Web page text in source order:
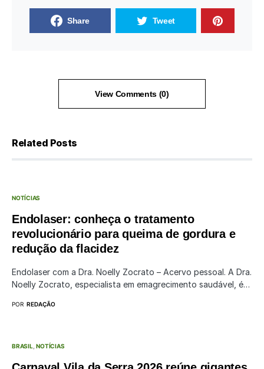
Share Tweet
View Comments (0)
Related Posts
NOTÍCIAS
Endolaser: conheça o tratamento
revolucionário para queima de gordura e
redução da flacidez
Endolaser com a Dra. Noelly Zocrato – Acervo pessoal. A Dra.
Noelly Zocrato, especialista em emagrecimento saudável, é…
POR REDAÇÃO
BRASIL NOTÍCIAS